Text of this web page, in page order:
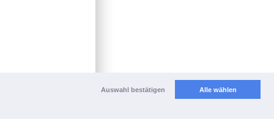
Auswahl bestätigen Alle wählen